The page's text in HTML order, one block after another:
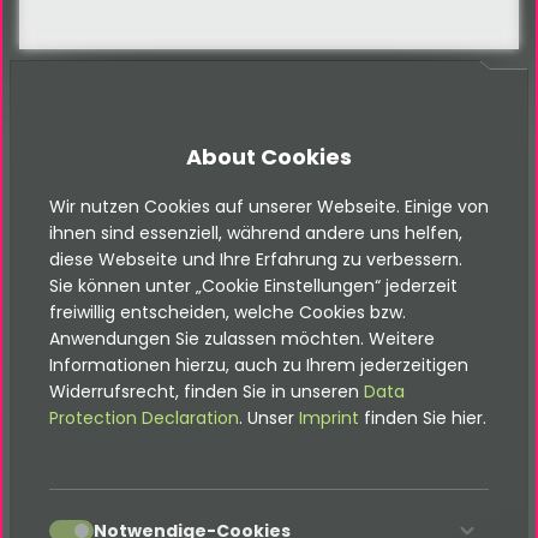
FAQ
Häufig gestellte Fragen
About Cookies
Wir nutzen Cookies auf unserer Webseite. Einige von
ihnen sind essenziell, während andere uns helfen,
diese Webseite und Ihre Erfahrung zu verbessern.
Sie können unter „Cookie Einstellungen“ jederzeit
freiwillig entscheiden, welche Cookies bzw.
Anwendungen Sie zulassen möchten. Weitere
Informationen hierzu, auch zu Ihrem jederzeitigen
Widerrufsrecht, finden Sie in unseren Data
Protection Declaration. Unser Imprint finden Sie hier.
accept Notwendige-Cookies